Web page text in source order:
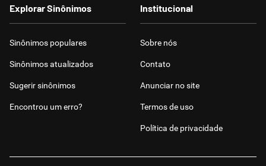
Explorar Sinônimos
Sinônimos populares
Sinônimos atualizados
Sugerir sinônimos
Encontrou um erro?
Institucional
Sobre nós
Contato
Anunciar no site
Termos de uso
Política de privacidade